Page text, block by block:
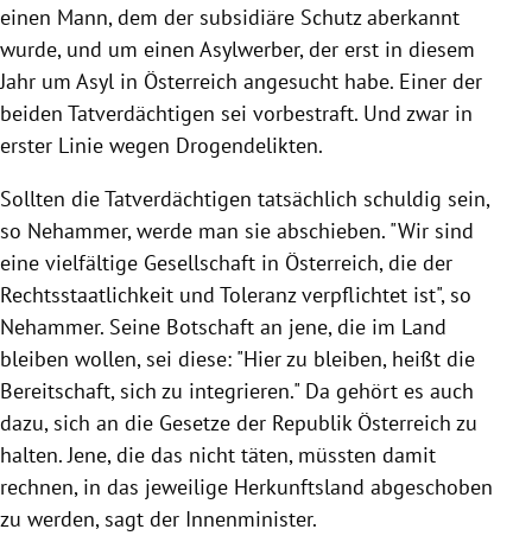
einen Mann, dem der subsidiäre Schutz aberkannt
wurde, und um einen Asylwerber, der erst in diesem
Jahr um Asyl in Österreich angesucht habe. Einer der
beiden Tatverdächtigen sei vorbestraft. Und zwar in
erster Linie wegen Drogendelikten.
Sollten die Tatverdächtigen tatsächlich schuldig sein,
so Nehammer, werde man sie abschieben. "Wir sind
eine vielfältige Gesellschaft in Österreich, die der
Rechtsstaatlichkeit und Toleranz verpflichtet ist", so
Nehammer. Seine Botschaft an jene, die im Land
bleiben wollen, sei diese: "Hier zu bleiben, heißt die
Bereitschaft, sich zu integrieren." Da gehört es auch
dazu, sich an die Gesetze der Republik Österreich zu
halten. Jene, die das nicht täten, müssten damit
rechnen, in das jeweilige Herkunftsland abgeschoben
zu werden, sagt der Innenminister.